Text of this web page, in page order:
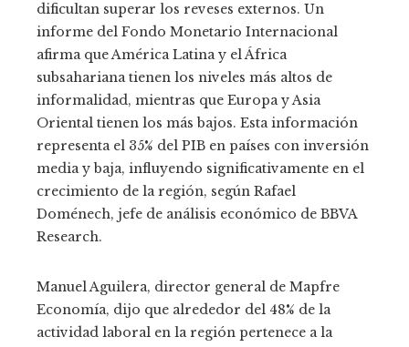
dificultan superar los reveses externos. Un
informe del Fondo Monetario Internacional
afirma que América Latina y el África
subsahariana tienen los niveles más altos de
informalidad, mientras que Europa y Asia
Oriental tienen los más bajos. Esta información
representa el 35% del PIB en países con inversión
media y baja, influyendo significativamente en el
crecimiento de la región, según Rafael
Doménech, jefe de análisis económico de BBVA
Research.
Manuel Aguilera, director general de Mapfre
Economía, dijo que alrededor del 48% de la
actividad laboral en la región pertenece a la